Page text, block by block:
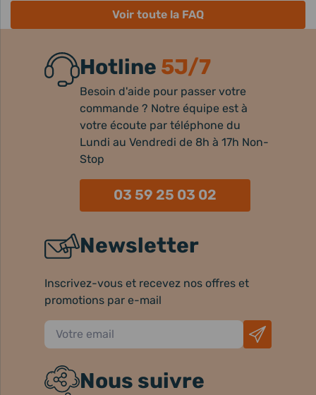
Voir toute la FAQ
Hotline 5J/7
Besoin d'aide pour passer votre
commande ? Notre équipe est à
votre écoute par téléphone du
Lundi au Vendredi de 8h à 17h Non-
Stop
03 59 25 03 02
Newsletter
Inscrivez-vous et recevez nos offres et
promotions par e-mail
Nous suivre